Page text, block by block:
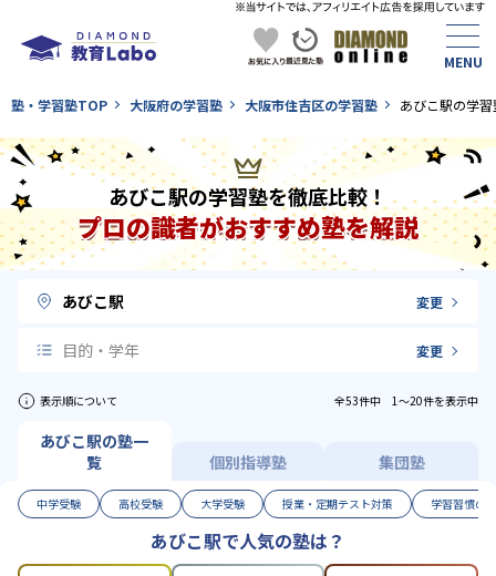
塾・学習塾TOP 大阪府の学習塾 大阪市住吉区の学習塾 あびこ駅の学習
あびこ駅の学習塾を徹底比較！
プロの識者がおすすめ塾を解説
あびこ駅 変更
目的・学年 変更
表示順について 全53件中 1〜20件を表示中
あびこ駅の塾一
覧
個別指導塾 集団塾
中学受験 高校受験 大学受験 授業・定期テスト対策 学習習慣の
あびこ駅で人気の塾は？